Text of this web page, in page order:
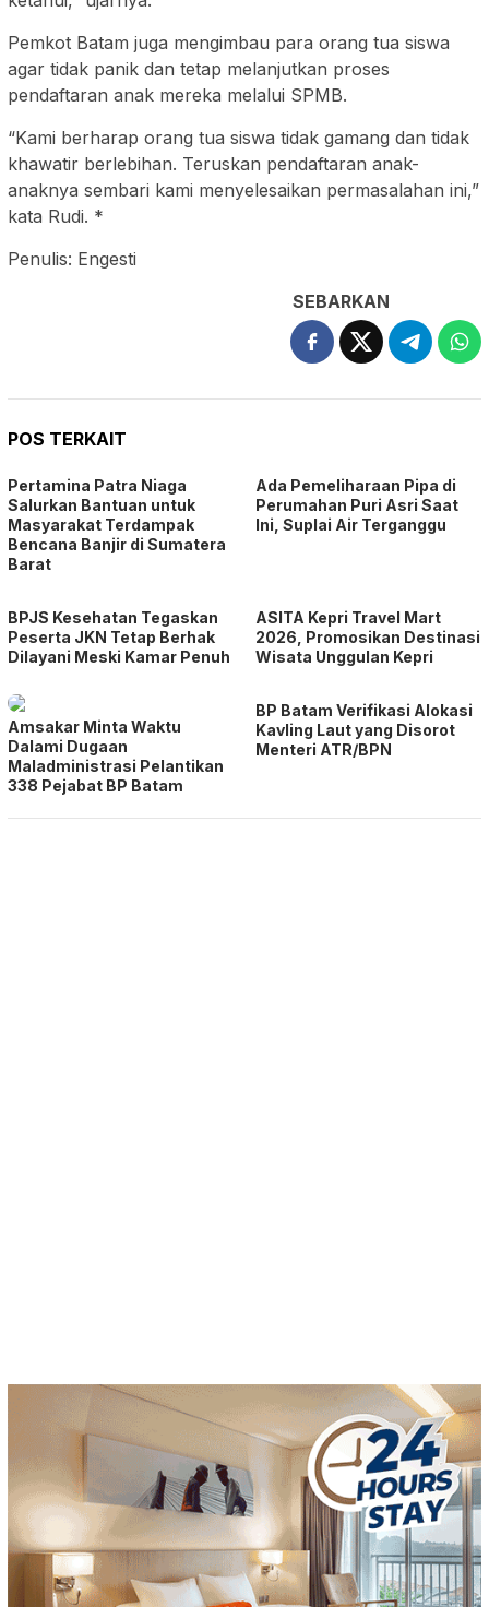
Pemkot Batam juga mengimbau para orang tua siswa
agar tidak panik dan tetap melanjutkan proses
pendaftaran anak mereka melalui SPMB.
“Kami berharap orang tua siswa tidak gamang dan tidak
khawatir berlebihan. Teruskan pendaftaran anak-
anaknya sembari kami menyelesaikan permasalahan ini,”
kata Rudi. *
Penulis: Engesti
SEBARKAN
POS TERKAIT
Pertamina Patra Niaga
Salurkan Bantuan untuk
Masyarakat Terdampak
Bencana Banjir di Sumatera
Barat
Ada Pemeliharaan Pipa di
Perumahan Puri Asri Saat
Ini, Suplai Air Terganggu
BPJS Kesehatan Tegaskan
Peserta JKN Tetap Berhak
Dilayani Meski Kamar Penuh
ASITA Kepri Travel Mart
2026, Promosikan Destinasi
Wisata Unggulan Kepri
Amsakar Minta Waktu
Dalami Dugaan
Maladministrasi Pelantikan
338 Pejabat BP Batam
BP Batam Verifikasi Alokasi
Kavling Laut yang Disorot
Menteri ATR/BPN